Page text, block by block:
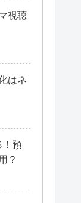
視聴
はネ
！預
？